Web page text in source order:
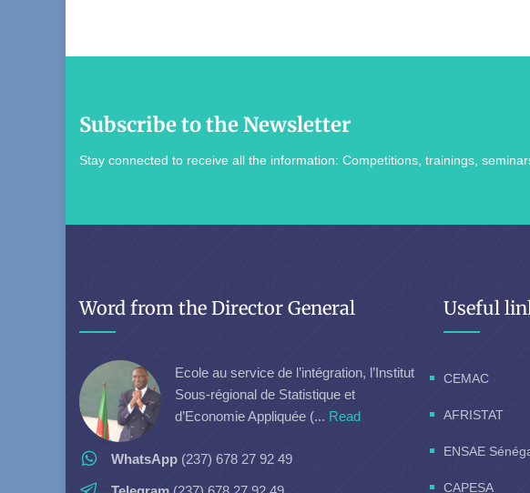
Subscribe to the Newsletter
Stay connected to receive all the information: Competitions, trainings,
Word from the Director General
Ecole au service de l’intégration, l’Institut
Sous-régional de Statistique et
d’Economie Appliquée (... Read
WhatsApp (237) 678 27 92 49
Useful
CEMAC
AFRISTAT
ENSAE
CAPESA